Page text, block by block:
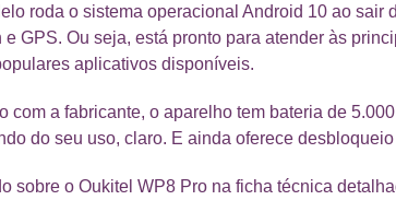
roda o sistema operacional Android 10 ao sair
e GPS. Ou seja, está pronto para atender às
aplicativos disponíveis.
com a fabricante, o aparelho tem bateria de
do seu uso, claro. E ainda oferece
sobre o Oukitel WP8 Pro na ficha técnica